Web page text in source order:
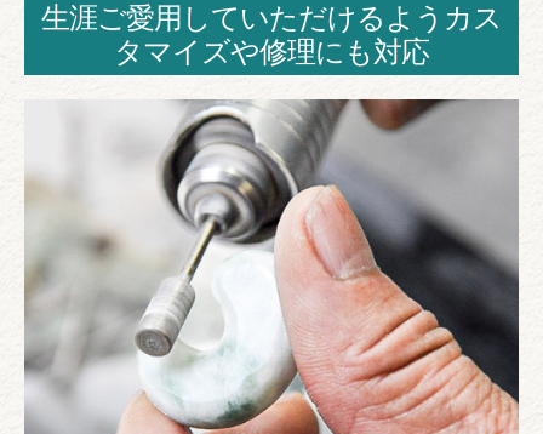
生涯ご愛用していただけるようカス
タマイズや修理にも対応